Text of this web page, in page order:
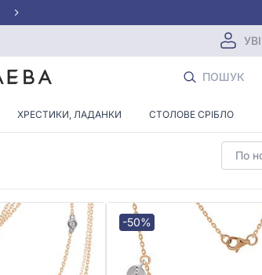
ПОШУК
ХРЕСТИКИ, ЛАДАНКИ СТОЛОВЕ СРІБЛО
БІЛОГО ЗОЛОТА
По
-50%